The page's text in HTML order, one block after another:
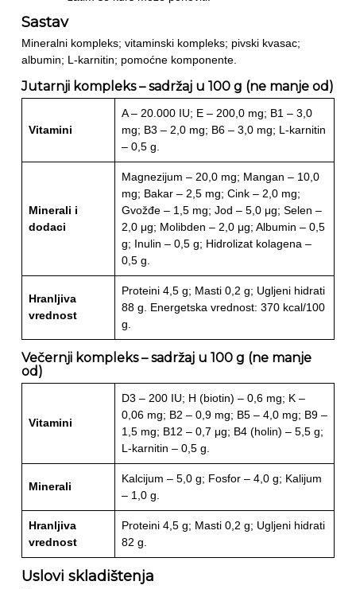
Sastav
Mineralni kompleks; vitaminski kompleks; pivski kvasac;
albumin; L-karnitin; pomoćne komponente.
Jutarnji kompleks – sadržaj u 100 g (ne manje od)
Vitamini
A – 20.000 IU; E – 200,0 mg; B1 – 3,0
mg; B3 – 2,0 mg; B6 – 3,0 mg; L-karnitin
– 0,5 g.
Minerali i
dodaci
Magnezijum – 20,0 mg; Mangan – 10,0
mg; Bakar – 2,5 mg; Cink – 2,0 mg;
Gvožđe – 1,5 mg; Jod – 5,0 μg; Selen –
2,0 μg; Molibden – 2,0 μg; Albumin – 0,5
g; Inulin – 0,5 g; Hidrolizat kolagena –
0,5 g.
Hranljiva
vrednost
Proteini 4,5 g; Masti 0,2 g; Ugljeni hidrati
88 g. Energetska vrednost: 370 kcal/100
g.
Večernji kompleks – sadržaj u 100 g (ne manje
od)
Vitamini
D3 – 200 IU; H (biotin) – 0,6 mg; K –
0,06 mg; B2 – 0,9 mg; B5 – 4,0 mg; B9 –
1,5 mg; B12 – 0,7 μg; B4 (holin) – 5,5 g;
L-karnitin – 0,5 g.
Minerali
Kalcijum – 5,0 g; Fosfor – 4,0 g; Kalijum
– 1,0 g.
Hranljiva
vrednost
Proteini 4,5 g; Masti 0,2 g; Ugljeni hidrati
82 g.
Uslovi skladištenja